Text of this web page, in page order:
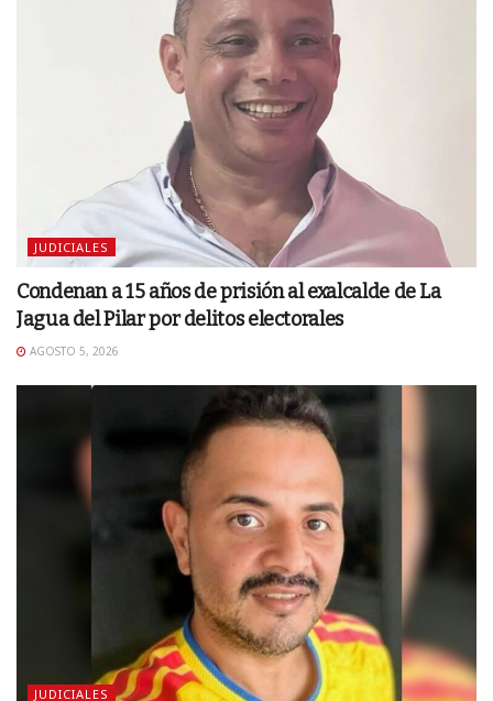
JUDICIALES
Condenan a 15 años de prisión al exalcalde de La
Jagua del Pilar por delitos electorales
AGOSTO 5, 2026
JUDICIALES